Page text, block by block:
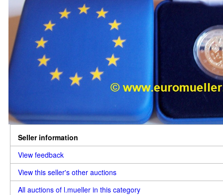
Seller information
View feedback
View this seller's other auctions
All auctions of l.mueller in this category